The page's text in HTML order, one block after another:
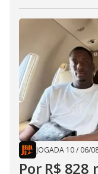
JOGADA 10/ 06/
Por R$